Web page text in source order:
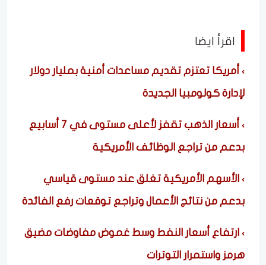
اقرأ ايضا
أمريكا تعتزم تقديم مساعدات أمنية بمليار دولار
لإدارة كولومبيا الجديدة
أسعار الذهب تقفز لأعلى مستوى في 7 أسابيع
بدعم من تراجع الوظائف الأمريكية
الأسهم الأمريكية تغلق عند مستوى قياسي
بدعم من نتائج الأعمال وتراجع توقعات رفع الفائدة
ارتفاع أسعار النفط وسط غموض مفاوضات مضيق
هرمز واستمرار التوترات